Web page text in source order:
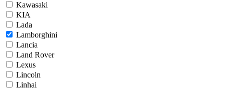
Kawasaki
KIA
Lada
Lamborghini
Lancia
Land Rover
Lexus
Lincoln
Linhai